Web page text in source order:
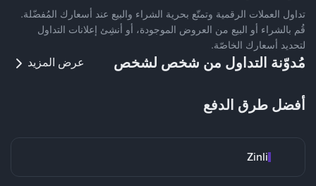
تداول العملات الرقمية وتمتّع بحرية الشراء والبيع عند أسعارك المُفضّلة.
قُم بالشراء أو البيع من العروض الموجودة، أو أنشِئ إعلانات التداول
لتحديد أسعارك الخاصّة.
مُدوّنة التداول من شخص لشخص عرض المزيد
أفضل طرق الدفع
Zinli